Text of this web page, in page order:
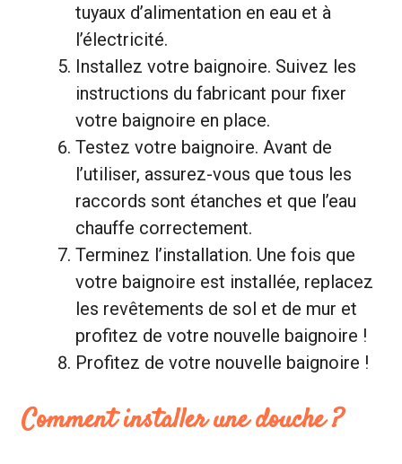
tuyaux d’alimentation en eau et à
l’électricité.
Installez votre baignoire. Suivez les
instructions du fabricant pour fixer
votre baignoire en place.
Testez votre baignoire. Avant de
l’utiliser, assurez-vous que tous les
raccords sont étanches et que l’eau
chauffe correctement.
Terminez l’installation. Une fois que
votre baignoire est installée, replacez
les revêtements de sol et de mur et
profitez de votre nouvelle baignoire !
Profitez de votre nouvelle baignoire !
Comment installer une douche ?